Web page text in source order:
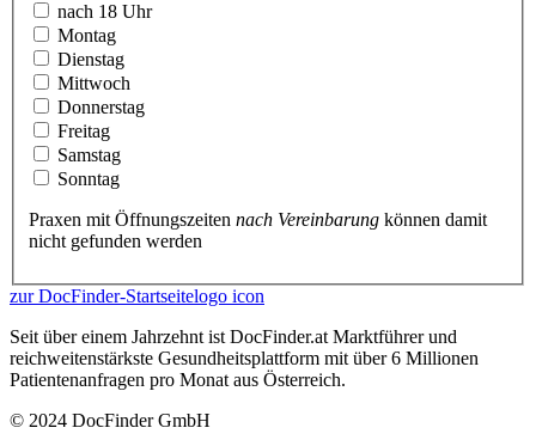
nach 18 Uhr
Montag
Dienstag
Mittwoch
Donnerstag
Freitag
Samstag
Sonntag
Praxen mit Öffnungszeiten nach Vereinbarung können damit
nicht gefunden werden
zur DocFinder-Startseitelogo icon
Seit über einem Jahrzehnt ist DocFinder.at Marktführer und
reichweitenstärkste Gesundheitsplattform mit über 6 Millionen
Patientenanfragen pro Monat aus Österreich.
© 2024 DocFinder GmbH